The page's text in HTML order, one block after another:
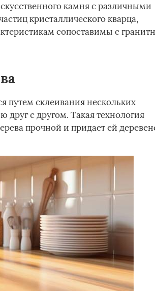
камня с различными
кристаллического кварца,
сопоставимы с
путем склеивания нескольких
с другом. Такая технология
прочной и придает ей